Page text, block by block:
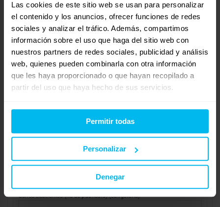
Las cookies de este sitio web se usan para personalizar
el contenido y los anuncios, ofrecer funciones de redes
sociales y analizar el tráfico. Además, compartimos
información sobre el uso que haga del sitio web con
nuestros partners de redes sociales, publicidad y análisis
web, quienes pueden combinarla con otra información
que les haya proporcionado o que hayan recopilado a
partir del uso que haya hecho de sus servicios.
Permitir todas
Personalizar
Denegar
cada una con una función específica. Resistencia testada
hasta 220 kg.
http://www.maxcolchon.com/colchon-sensity-hasta-220-kg-p-
139.html
Un saludo.Susy
http://www.maxcolchon.com
Mostrando 1 respuesta al debate
Respuesta a: averiguar sobre colchon
Nombre (obligatorio):
Correo electrónico (no se publicará) (obligatorio):